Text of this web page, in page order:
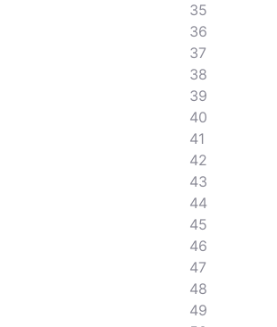
35
36
37
38
39
40
41
42
43
44
45
46
47
48
49